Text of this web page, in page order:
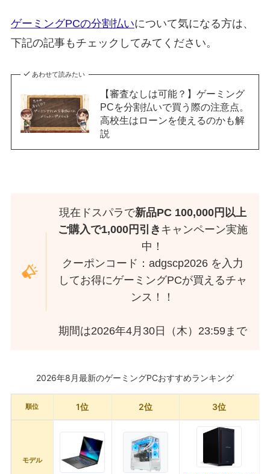
ゲーミングPCの分割払いについて気になる方は、
下記の記事もチェックしてみてください。
あわせて読みたい
【審査なしは可能？】ゲーミング
PCを分割払いで買う際の注意点。
高校生はローンを使えるのかも解
説
現在ドスパラで新品PC 100,000円以上
ご購入で1,000円引き キャンペーン実施
中！
クーポンコード：adgscp2026 を入力
してお得にゲーミングPCが買えるチャ
ンス！！
期間は2026年4月30日（木）23:59まで
2026年8月最新のゲーミングPCおすすめランキング
順位 1位 2位 3位
モデル